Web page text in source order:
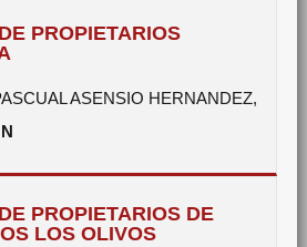
PROPIETARIOS
ASENSIO HERNANDEZ,
PROPIETARIOS DE
LOS OLIVOS